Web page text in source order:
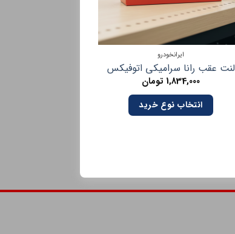
ایرانخودرو
لنت عقب رانا سرامیکی اتوفیکس
1,834,000 تومان
انتخاب نوع خرید